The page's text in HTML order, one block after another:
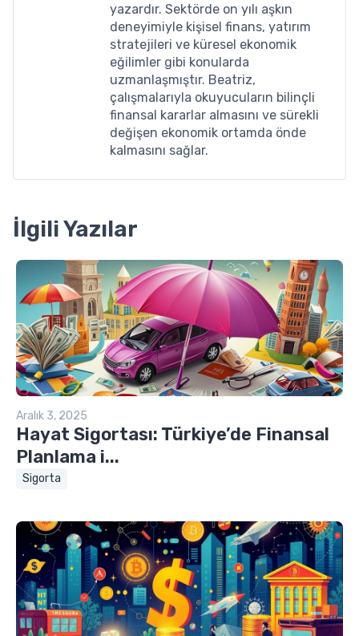
yazardır. Sektörde on yılı aşkın
deneyimiyle kişisel finans, yatırım
stratejileri ve küresel ekonomik
eğilimler gibi konularda
uzmanlaşmıştır. Beatriz,
çalışmalarıyla okuyucuların bilinçli
finansal kararlar almasını ve sürekli
değişen ekonomik ortamda önde
kalmasını sağlar.
İlgili Yazılar
Aralık 3, 2025
Hayat Sigortası: Türkiye’de Finansal
Planlama i...
Sigorta